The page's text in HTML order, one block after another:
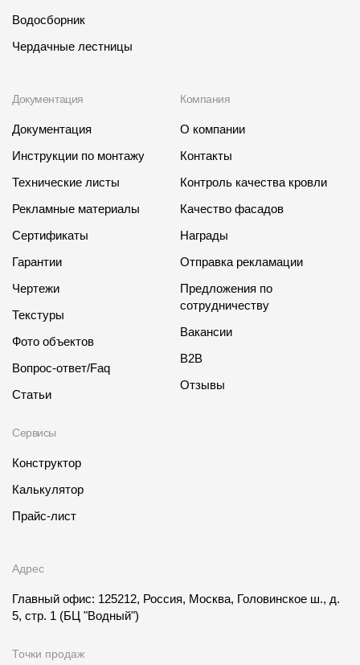
Водосборник
Чердачные лестницы
Документация
Документация
Инструкции по монтажу
Технические листы
Рекламные материалы
Сертификаты
Гарантии
Чертежи
Текстуры
Фото объектов
Вопрос-ответ/Faq
Статьи
Сервисы
Конструктор
Калькулятор
Прайс-лист
Компания
О компании
Контакты
Контроль качества кровли
Качество фасадов
Награды
Отправка рекламации
Предложения по
сотрудничеству
Вакансии
B2B
Отзывы
Адрес
Главный офис: 125212, Россия, Москва, Головинское ш., д.
5, стр. 1 (БЦ "Водный")
Точки продаж